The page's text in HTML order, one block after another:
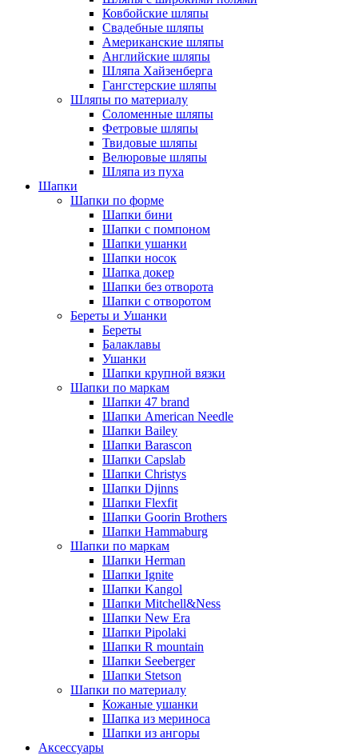
Ковбойские шляпы
Свадебные шляпы
Американские шляпы
Английские шляпы
Шляпа Хайзенберга
Гангстерские шляпы
Шляпы по материалу
Соломенные шляпы
Фетровые шляпы
Твидовые шляпы
Велюровые шляпы
Шляпа из пуха
Шапки
Шапки по форме
Шапки бини
Шапки с помпоном
Шапки ушанки
Шапки носок
Шапка докер
Шапки без отворота
Шапки с отворотом
Береты и Ушанки
Береты
Балаклавы
Ушанки
Шапки крупной вязки
Шапки по маркам
Шапки 47 brand
Шапки American Needle
Шапки Bailey
Шапки Barascon
Шапки Capslab
Шапки Christys
Шапки Djinns
Шапки Flexfit
Шапки Goorin Brothers
Шапки Hammaburg
Шапки по маркам
Шапки Herman
Шапки Ignite
Шапки Kangol
Шапки Mitchell&Ness
Шапки New Era
Шапки Pipolaki
Шапки R mountain
Шапки Seeberger
Шапки Stetson
Шапки по материалу
Кожаные ушанки
Шапка из мериноса
Шапки из ангоры
Аксессуары